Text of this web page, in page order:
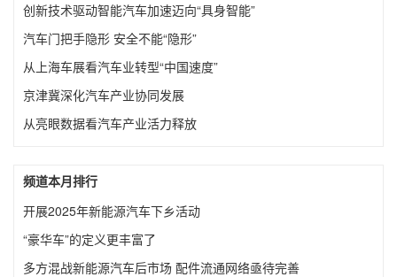
创新技术驱动智能汽车加速迈向“具身智能”
汽车门把手隐形 安全不能“隐形”
从上海车展看汽车业转型“中国速度”
京津冀深化汽车产业协同发展
从亮眼数据看汽车产业活力释放
频道本月排行
开展2025年新能源汽车下乡活动
“豪华车”的定义更丰富了
多方混战新能源汽车后市场 配件流通网络亟待完善